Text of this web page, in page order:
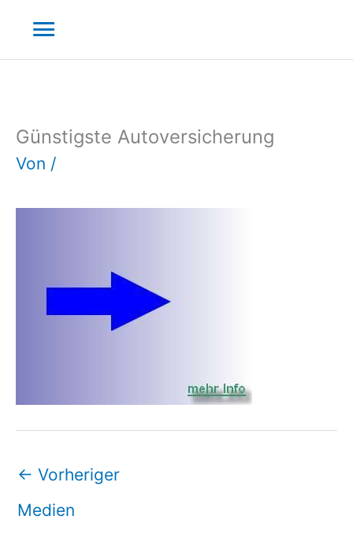
Inhalt
springen
Hauptmenü
Günstigste Autoversicherung
Von /
← Vorheriger
Medien